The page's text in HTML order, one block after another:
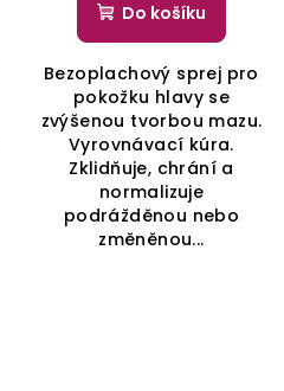
Do košíku
Bezoplachový sprej pro
pokožku hlavy se
zvýšenou tvorbou mazu.
Vyrovnávací kúra.
Zklidňuje, chrání a
normalizuje
podrážděnou nebo
změněnou...